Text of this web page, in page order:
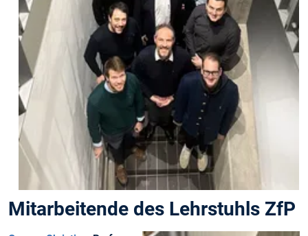
Mitarbeitende des Lehrstuhls ZfP